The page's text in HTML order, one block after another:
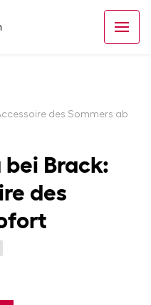
des Sommers ab
Brack:
des